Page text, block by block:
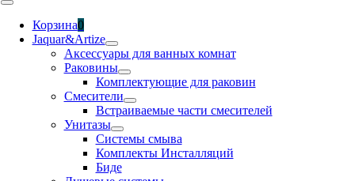
Toggle
NavigationКорзина0
Jaquar&Artize
Аксессуары для ванных комнат
Раковины
Комплектующие для раковин
Смесители
Встраиваемые части смесителей
Унитазы
Системы смыва
Комплекты Инсталляций
Биде